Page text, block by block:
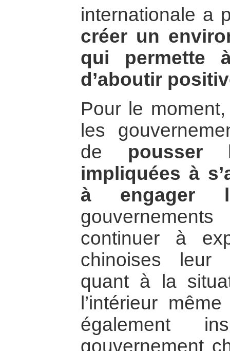
internationale a
créer un
qui permette
d’aboutir
Pour le
les
de pousser
impliquées à
à engager
continuer à
chinoises leur
quant à la
l’intérieur
également
gouvernement